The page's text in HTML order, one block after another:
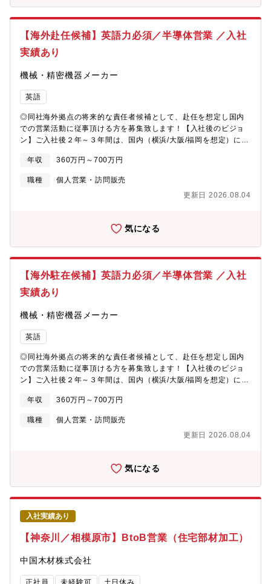
出張頻度など）】・残業は10-20時間/月前後、フレックスタイム
あり(コアタイム:10:00～15:25)・現在は お客様含め面談が主とな
っており、基本的に出社しています。ただし、リモートワークは
事前申請で上長承認をもって可能としています・出張について：
担当プロジェクトにもよりますが、月1～3回程度あります。大崎
によっては海外出張もあります。
【海外赴任候補】英語力必須／半導体営業 ／入社
実績あり
機械・精密機器メーカー
英語
◎同社海外拠点の将来的な責任者候補として、赴任を想定し国内
での営業活動に従事頂ける方を募集致します！【入社後のビジョ
ン】ご入社後２年～３年間は、国内（横浜/大阪/福岡を想定）にて
ことを想定しております。・赴任地候補：ベトナム、シンガポー
ル、タイ、フィリピン、韓国、中国、アメリカ※赴任予定時の状
況、およびご希望により判断致します【職務内容】＜国内勤務時
＞国内事業所に赴任頂き、国内顧客向けの営業職に従事頂きま
メーカー＜海外勤務時＞現地スタッフと共に、現地での営業職に
年収 360万円～700万円
職種
個人営業・訪問販売
更新日 2026.08.04
気になる
【海外駐在候補】英語力必須／半導体営業 ／入社
実績あり
機械・精密機器メーカー
英語
◎同社海外拠点の将来的な責任者候補として、赴任を想定し国内
での営業活動に従事頂ける方を募集致します！【入社後のビジョ
ン】ご入社後２年～３年間は、国内（横浜/大阪/福岡を想定）にて
ことを想定しております。・赴任地候補：ベトナム、シンガポー
ル、タイ、フィリピン、韓国、中国、アメリカ※赴任予定時の状
況、およびご希望により判断致します【職務内容】＜国内勤務時
＞国内事業所に赴任頂き、国内顧客向けの営業職に従事頂きま
メーカー＜海外勤務時＞現地スタッフと共に、現地での営業職に
年収 360万円～700万円
職種
個人営業・訪問販売
更新日 2026.08.04
気になる
入社実績あり
【神奈川／相模原市】BtoB営業（住宅部材加工）
中国木材株式会社
正社員 未経験可 土日休み